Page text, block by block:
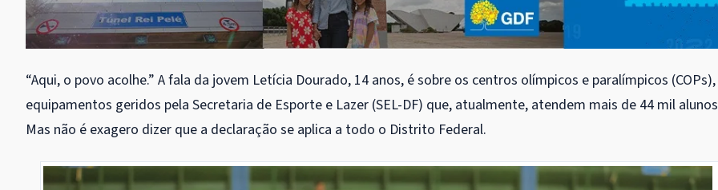
“Aqui, o povo acolhe.” A fala da jovem Letícia Dourado, 14 anos, é sobre os centros olímpicos e paralímpicos (COPs),
equipamentos geridos pela Secretaria de Esporte e Lazer (SEL-DF) que, atualmente, atendem mais de 44 mil
Mas não é exagero dizer que a declaração se aplica a todo o Distrito Federal.